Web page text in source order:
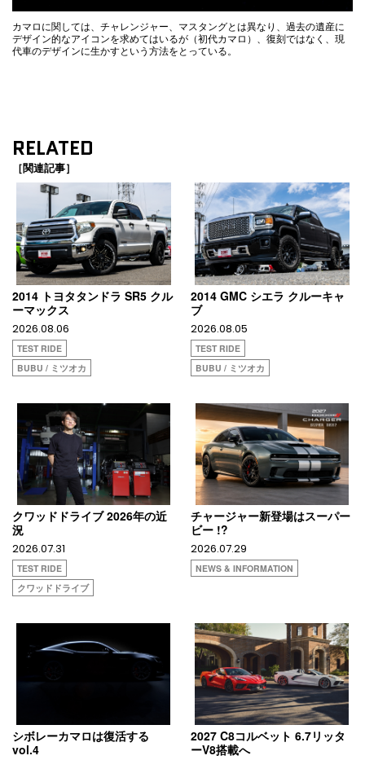
カマロに関しては、チャレンジャー、マスタングとは異なり、過去の遺産に
デザイン的なアイコンを求めてはいるが（初代カマロ）、復刻ではなく、現
代車のデザインに生かすという方法をとっている。
RELATED
［関連記事］
2014 トヨタタンドラ SR5 クル
ーマックス
2026.08.06
TEST RIDE
BUBU / ミツオカ
2014 GMC シエラ クルーキャ
ブ
2026.08.05
TEST RIDE
BUBU / ミツオカ
クワッドドライブ 2026年の近
況
2026.07.31
TEST RIDE
クワッドドライブ
チャージャー新登場はスーパー
ビー !?
2026.07.29
NEWS & INFORMATION
シボレーカマロは復活する
vol.4
2027 C8コルベット 6.7リッタ
ーV8搭載へ